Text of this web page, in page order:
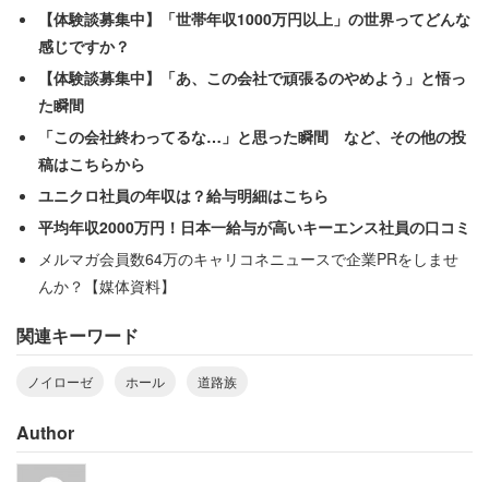
子ども達が成長した結果……
しかし幸いなことに、そんな状況も現在は変化してきてい
るという。
「いつの間にかみんな成長し中学生や高校生になり、今で
はリーダー格の下の子達が時々遊んでいる程度です」
に比べたら落ち着いてきているそうだ。しかし、今でも
「ボールの音が聞こえると動悸がします」と深い傷が残っ
「とりあえずコの字型の手前で良かったです」とせめても
【体験談募集中】「世帯年収1000万円以上」の世界ってどんな
感じですか？
【体験談募集中】「あ、この会社で頑張るのやめよう」と悟っ
た瞬間
「この会社終わってるな…」と思った瞬間 など、その他の投
稿はこちらから
ユニクロ社員の年収は？給与明細はこちら
平均年収2000万円！日本一給与が高いキーエンス社員の口コミ
メルマガ会員数64万のキャリコネニュースで企業PRをしませ
んか？【媒体資料】
関連キーワード
ノイローゼ ホール 道路族
Author